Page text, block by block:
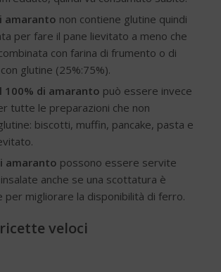
amaranto non contiene glutine quindi
per fare il pane lievitato a meno che
con farina di frumento o di
glutine (25%:75%).
100% di amaranto può essere invece
tutte le preparazioni che non
biscotti, muffin, pancake, pasta e
amaranto possono essere servite
anche se una scottatura è
per migliorare la disponibilità di ferro.
veloci